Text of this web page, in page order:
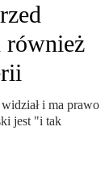
również
i ma prawo
jest "i tak